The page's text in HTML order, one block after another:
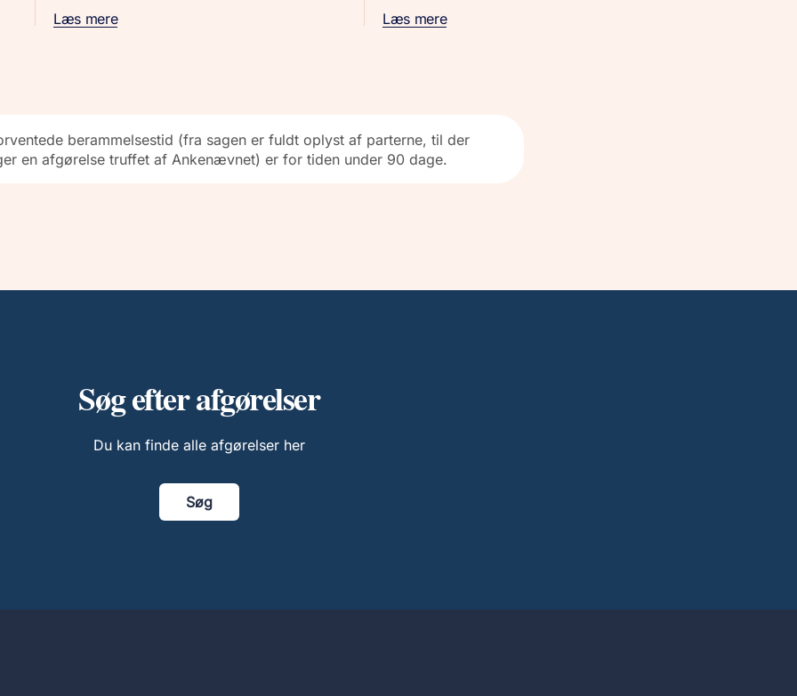
Læs mere Læs mere
berammelsestid (fra sagen er fuldt oplyst af parterne, til der
en afgørelse truffet af Ankenævnet) er for tiden under 90 dage.
Søg efter afgørelser
Du kan finde alle afgørelser her
Søg